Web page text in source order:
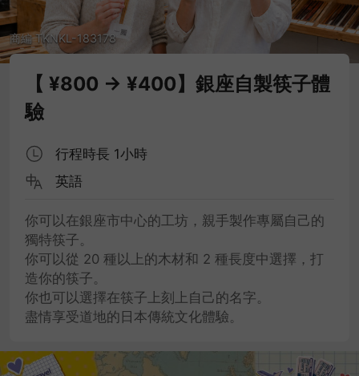
商編 TKNKL-183178
【 ¥800 → ¥400】銀座自製筷子體
驗
行程時長 1小時
英語
你可以在銀座市中心的工坊，親手製作專屬自己的
獨特筷子。
你可以從 20 種以上的木材和 2 種長度中選擇，打
造你的筷子。
你也可以選擇在筷子上刻上自己的名字。
盡情享受道地的日本傳統文化體驗。